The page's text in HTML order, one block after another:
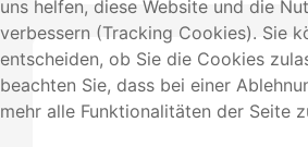
uns helfen, diese Website und die
verbessern (Tracking Cookies). Sie
entscheiden, ob Sie die Cookies
beachten Sie, dass bei einer
mehr alle Funktionalitäten der Seite